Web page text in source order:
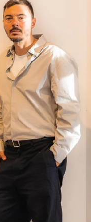
na
rada